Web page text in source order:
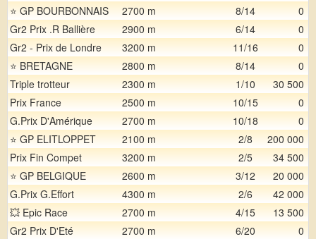
⭐ GP BOURBONNAIS
2700 m 8/14 0
Gr2 Prix .R Ballière
2900 m 6/14 0
Gr2 - Prix de Londre
3200 m 11/16 0
⭐ BRETAGNE
2800 m 8/14 0
Triple trotteur
2300 m 1/10 30 500
Prix France
2500 m 10/15 0
G.Prix D'Amérique
2700 m 10/18 0
⭐ GP ELITLOPPET
2100 m 2/8 200 000
Prix Fin Compet
3200 m 2/5 34 500
⭐ GP BELGIQUE
2600 m 3/12 20 000
G.Prix G.Effort
4300 m 2/6 42 000
💥 Epic Race
2700 m 4/15 13 500
Gr2 Prix D'Eté
2700 m 6/20 0